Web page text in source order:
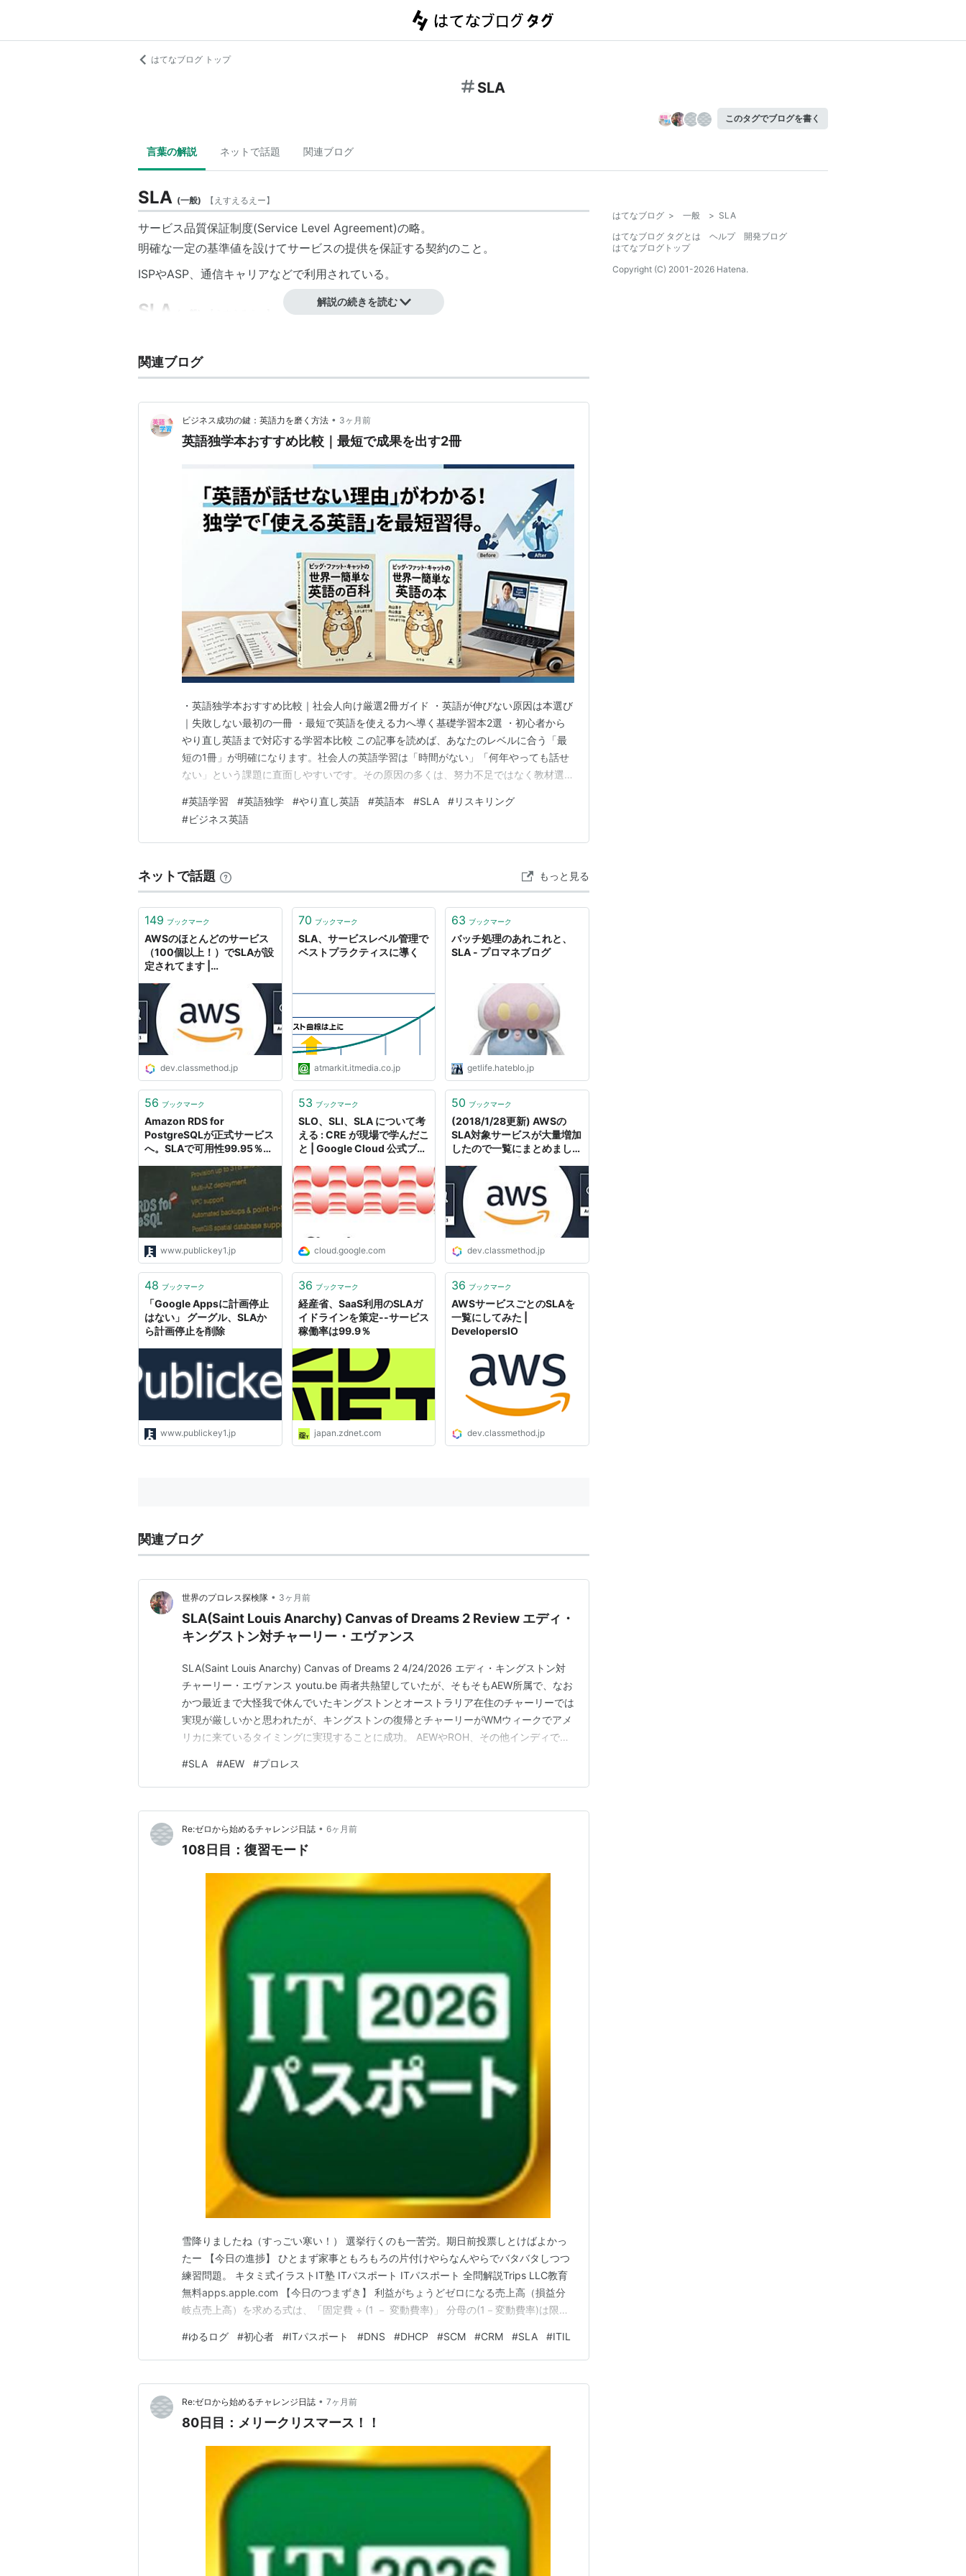
はてなブログ トップ
SLA
このタグでブログを書く
言葉の解説 ネットで話題 関連ブログ
SLA (一般) 【 えすえるえー】
サービス品質保証制度(Service Level Agreement)の略。
明確な一定の基準値を設けてサービスの提供を保証する契約のこと。
ISPやASP、通信キャリアなどで利用されている。
SLA 解説の続きを読む
関連ブログ
ビジネス成功の鍵：英語力を磨く方法 • 3ヶ月前
英語独学本おすすめ比較｜最短で成果を出す2冊
・英語独学本おすすめ比較｜社会人向け厳選2冊ガイド ・英語が伸びない原因は本選び
｜失敗しない最初の一冊 ・最短で英語を使える力へ導く基礎学習本2選 ・初心者から
やり直し英語まで対応する学習本比較 この記事を読めば、あなたのレベルに合う「最
短の1冊」が明確になります。社会人の英語学習は「時間がない」「何年やっても話せ
ない」という課題に直面しやすいです。その原因の多くは、努力不足ではなく教材選び
解できるインプット」と「知識の体系化」に優れた2冊を厳選しています。迷いを断
ち、すぐに学習を再開できる状態まで導きます。 英語…
#英語学習 #英語独学 #やり直し英語 #英語本 #SLA #リスキリング
#ビジネス英語
ネットで話題 もっと見る
149 ブックマーク
AWSのほとんどのサービス
（100個以上！）でSLAが設
定されてます |
dev.classmethod.jp
70 ブックマーク
SLA、サービスレベル管理で
ベストプラクティスに導く
atmarkit.itmedia.co.jp
63 ブックマーク
バッチ処理のあれこれと、
SLA - プロマネブログ
getlife.hateblo.jp
56 ブックマーク
Amazon RDS for
PostgreSQLが正式サービス
へ。SLAで可用性99.95％を
www.publickey1.jp
53 ブックマーク
SLO、SLI、SLA について考
える : CRE が現場で学んだこ
と | Google Cloud 公式ブロ
cloud.google.com
50 ブックマーク
(2018/1/28更新) AWSの
SLA対象サービスが大量増加
したので一覧にまとめまし
45サービス | DevelopersIO
dev.classmethod.jp
48 ブックマーク
「Google Appsに計画停止
はない」 グーグル、SLAか
ら計画停止を削除
www.publickey1.jp
36 ブックマーク
経産省、SaaS利用のSLAガ
イドラインを策定--サービス
稼働率は99.9％
japan.zdnet.com
36 ブックマーク
AWSサービスごとのSLAを
一覧にしてみた |
DevelopersIO
dev.classmethod.jp
関連ブログ
世界のプロレス探検隊 • 3ヶ月前
SLA(Saint Louis Anarchy) Canvas of Dreams 2 Review エディ・
キングストン対チャーリー・エヴァンス
SLA(Saint Louis Anarchy) Canvas of Dreams 2 4/24/2026 エディ・キングストン対
チャーリー・エヴァンス youtu.be 両者共熱望していたが、そもそもAEW所属で、なお
かつ最近まで大怪我で休んでいたキングストンとオーストラリア在住のチャーリーでは
実現が厳しいかと思われたが、キングストンの復帰とチャーリーがWMウィークでアメ
リカに来ているタイミングに実現することに成功。 AEWやROH、その他インディでは
はハードな逆水平を武器にチャーリーを圧倒。タフな実力者だと認めて…
#SLA #AEW #プロレス
Re:ゼロから始めるチャレンジ日誌 • 6ヶ月前
108日目：復習モード
雪降りましたね（すっごい寒い！） 選挙行くのも一苦労。期日前投票しとけばよかっ
たー 【今日の進捗】 ひとまず家事ともろもろの片付けやらなんやらでバタバタしつつ
練習問題。 キタミ式イラストIT塾 ITパスポート ITパスポート 全問解説Trips LLC教育
無料apps.apple.com 【今日のつまずき】 利益がちょうどゼロになる売上高（損益分
岐点売上高）を求める式は、「固定費 ÷ (1 － 変動費率)」 分母の(1－変動費率)は限界
で割るのがポイントらしいんだけど、もう全然すぐ出てこない。 覚えられてない
ー！！！…
#ゆるログ #初心者 #ITパスポート #DNS #DHCP #SCM #CRM #SLA #ITIL
Re:ゼロから始めるチャレンジ日誌 • 7ヶ月前
80日目：メリークリスマース！！
はてなブログ > 一般 > SLA
はてなブログ タグとは
ヘルプ
開発ブログ
はてなブログトップ
Copyright (C) 2001-2026 Hatena.